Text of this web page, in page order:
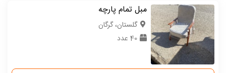
مبل تمام پارچه
گلستان، گرگان
40 عدد